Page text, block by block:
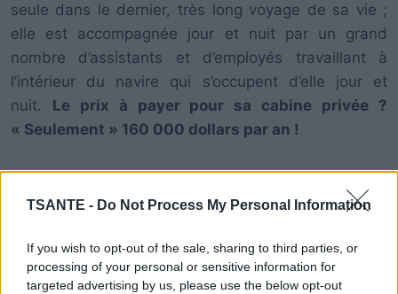
TSANTE - Do Not Process My Personal Information
If you wish to opt-out of the sale, sharing to third parties, or
processing of your personal or sensitive information for
targeted advertising by us, please use the below opt-out
seule dans le dernier, très long voyage de sa vie ;
elle est accompagnée jour et nuit par un grand
nombre d’assistants et d’employés travaillant à
l’intérieur du navire qui s’occupent d’elle jour et
nuit. Le prix à payer pour sa cabine privée ?
« Seulement » 160 000 dollars par an !
une question secondaire par rapport à la qualité de
de son mari devoyager sur un bateau de croisière
de luxe, tout comme ce qu’avait fait le couple